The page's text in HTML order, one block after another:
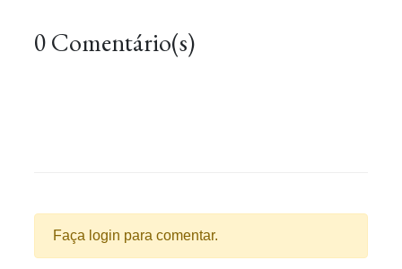
0 Comentário(s)
Faça login para comentar.